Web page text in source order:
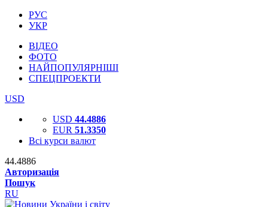
РУС
УКР
ВІДЕО
ФОТО
НАЙПОПУЛЯРНІШІ
СПЕЦПРОЕКТИ
USD
USD 44.4886
EUR 51.3350
Всі курси валют
44.4886
Авторизація
Пошук
RU